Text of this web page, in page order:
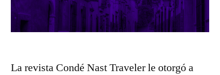
La revista Condé Nast Traveler le otorgó a